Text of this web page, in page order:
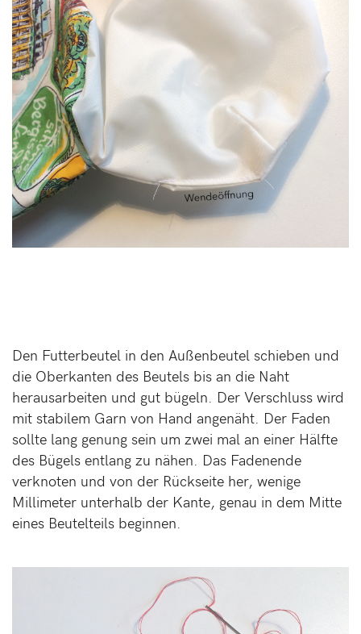
Den Futterbeutel in den Außenbeutel schieben und
die Oberkanten des Beutels bis an die Naht
herausarbeiten und gut bügeln. Der Verschluss wird
mit stabilem Garn von Hand angenäht. Der Faden
sollte lang genung sein um zwei mal an einer Hälfte
des Bügels entlang zu nähen. Das Fadenende
verknoten und von der Rückseite her, wenige
Millimeter unterhalb der Kante, genau in dem Mitte
eines Beutelteils beginnen.